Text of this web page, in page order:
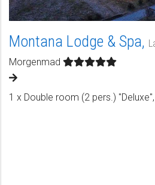
Montana Lodge & Spa,
Morgenmad
1 x Double room (2 pers.)